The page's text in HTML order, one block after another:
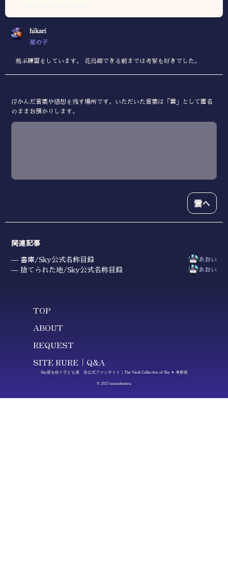
hikari
星の子
飛ぶ練習をしています。 花鳥郷できる前までは考察も好きでした。
浮かんだ言葉や感想を残す場所です。いただいた言葉は「雲」として匿名
のままお預かりします。
雲へ
関連記事
書庫/Sky公式名称目録 あおい
捨てられた地/Sky公式名称目録 あおい
TOP
ABOUT
REQUEST
SITE RURE｜Q&A
Sky星を紡ぐ子ども達 非公式ファンサイト｜The Vault Collective of Sky ✦ 考察座
© 2025 toranokotora